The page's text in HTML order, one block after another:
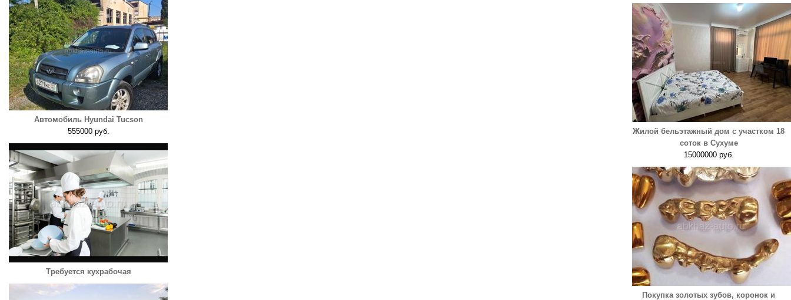
Автомобиль Hyundai Tucson
555000 руб.
Требуется кухрабочая
Жилой бельэтажный дом с участком 18
соток в Сухуме
15000000 руб.
Покупка золотых зубов, коронок и